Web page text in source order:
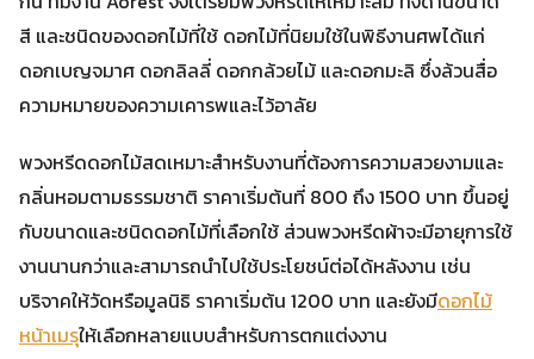
สี และชนิดของดอกไม้ที่ใช้ ดอกไม้ที่นิยมใช้ในพิธีงานศพได้แก่
ดอกเบญจมาศ ดอกลิลลี่ ดอกกล้วยไม้ และดอกมะลิ ซึ่งล้วนสื่อ
ความหมายของความเคารพและไว้อาลัย
พวงหรีดดอกไม้สดเหมาะสำหรับงานที่ต้องการความสวยงามและ
กลิ่นหอมตามธรรมชาติ ราคาเริ่มต้นที่ 800 ถึง 1500 บาท ขึ้นอยู่
กับขนาดและชนิดดอกไม้ที่เลือกใช้ ส่วนพวงหรีดผ้าจะมีอายุการใช้
งานนานกว่าและสามารถนำไปใช้ประโยชน์ต่อได้หลังงาน เช่น
บริจาคให้วัดหรือมูลนิธิ ราคาเริ่มต้น 1200 บาท และยังมีดอกไม้
หน้าเมรุให้เลือกหลายแบบสำหรับการตกแต่งงาน